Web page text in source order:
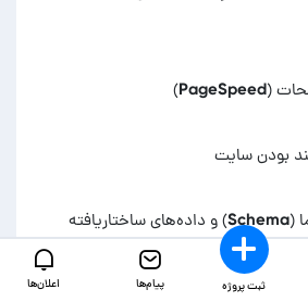
ثبت پروژه پیام‌ها اعلان‌ها